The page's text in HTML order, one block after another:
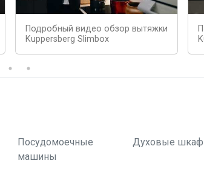
Подробный видео обзор вытяжки
Kuppersberg Slimbox
Посудомоечные
машины
Духовые